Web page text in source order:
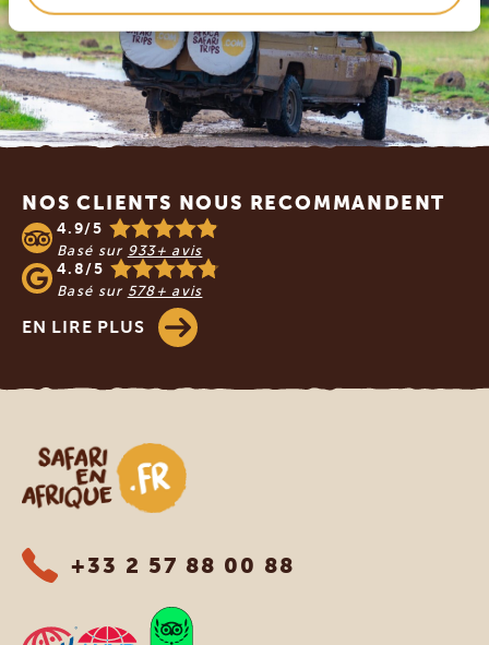
Footer
NOS CLIENTS NOUS RECOMMANDENT
4.9/5
Basé sur 933+ avis
4.8/5
Basé sur 578+ avis
EN LIRE PLUS
Safari en Afrique
+33 2 57 88 00 88